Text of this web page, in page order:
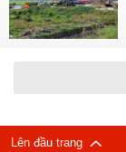
Lên đầu trang